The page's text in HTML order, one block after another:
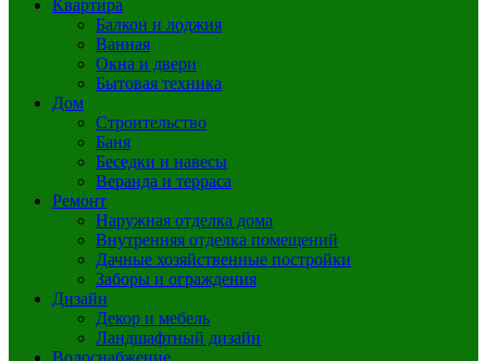
Квартира
Балкон и лоджия
Ванная
Окна и двери
Бытовая техника
Дом
Строительство
Баня
Беседки и навесы
Веранда и терраса
Ремонт
Наружная отделка дома
Внутренняя отделка помещений
Дачные хозяйственные постройки
Заборы и ограждения
Дизайн
Декор и мебель
Ландшафтный дизайн
Водоснабжение